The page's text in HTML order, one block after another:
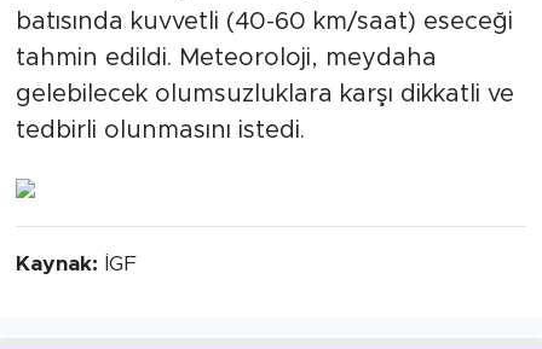
batısında kuvvetli (40-60 km/saat) eseceği
tahmin edildi. Meteoroloji, meydaha
gelebilecek olumsuzluklara karşı dikkatli ve
tedbirli olunmasını istedi.
Kaynak: İGF